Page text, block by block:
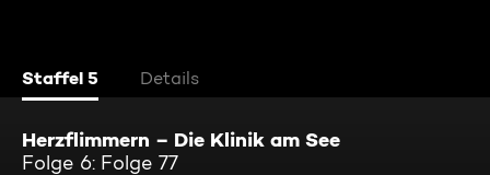
Staffel 5 Details
Herzflimmern – Die Klinik am See
Folge 6: Folge 77